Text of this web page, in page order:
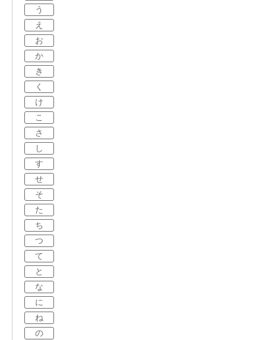
う
え
お
か
き
く
け
こ
さ
し
す
せ
そ
た
ち
つ
て
と
な
に
ね
の